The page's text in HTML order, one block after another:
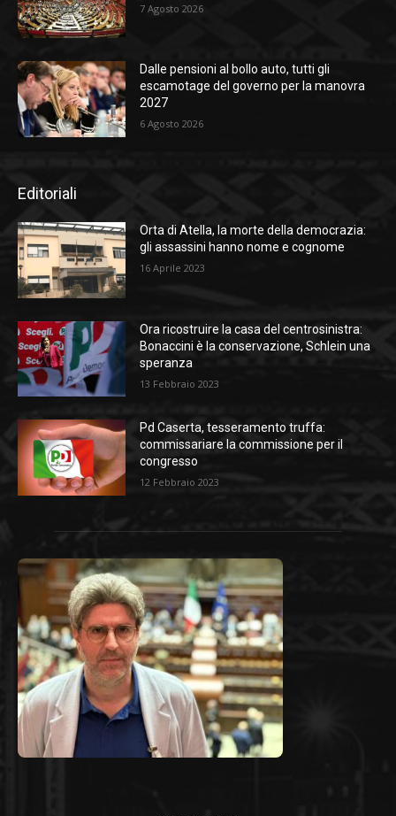
7 Agosto 2026
Dalle pensioni al bollo auto, tutti gli
escamotage del governo per la manovra
2027
6 Agosto 2026
Editoriali
Orta di Atella, la morte della democrazia:
gli assassini hanno nome e cognome
16 Aprile 2023
Ora ricostruire la casa del centrosinistra:
Bonaccini è la conservazione, Schlein una
speranza
13 Febbraio 2023
Pd Caserta, tesseramento truffa:
commissariare la commissione per il
congresso
12 Febbraio 2023